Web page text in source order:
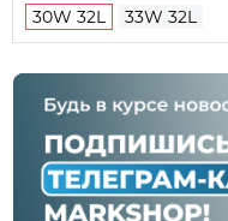
30W 32L 33W 32L